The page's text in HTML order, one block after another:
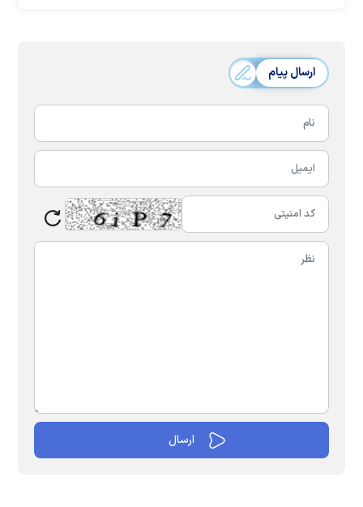
ارسال پیام